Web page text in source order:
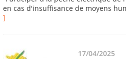
en cas d'insuffisance de moyens
]
17/04/2025